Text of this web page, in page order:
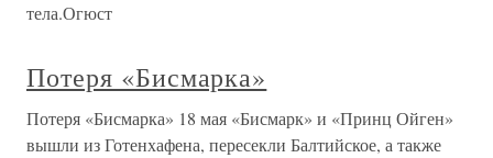
тела.Огюст
Потеря «Бисмарка»
Потеря «Бисмарка» 18 мая «Бисмарк» и «Принц Ойген»
вышли из Готенхафена, пересекли Балтийское, а также